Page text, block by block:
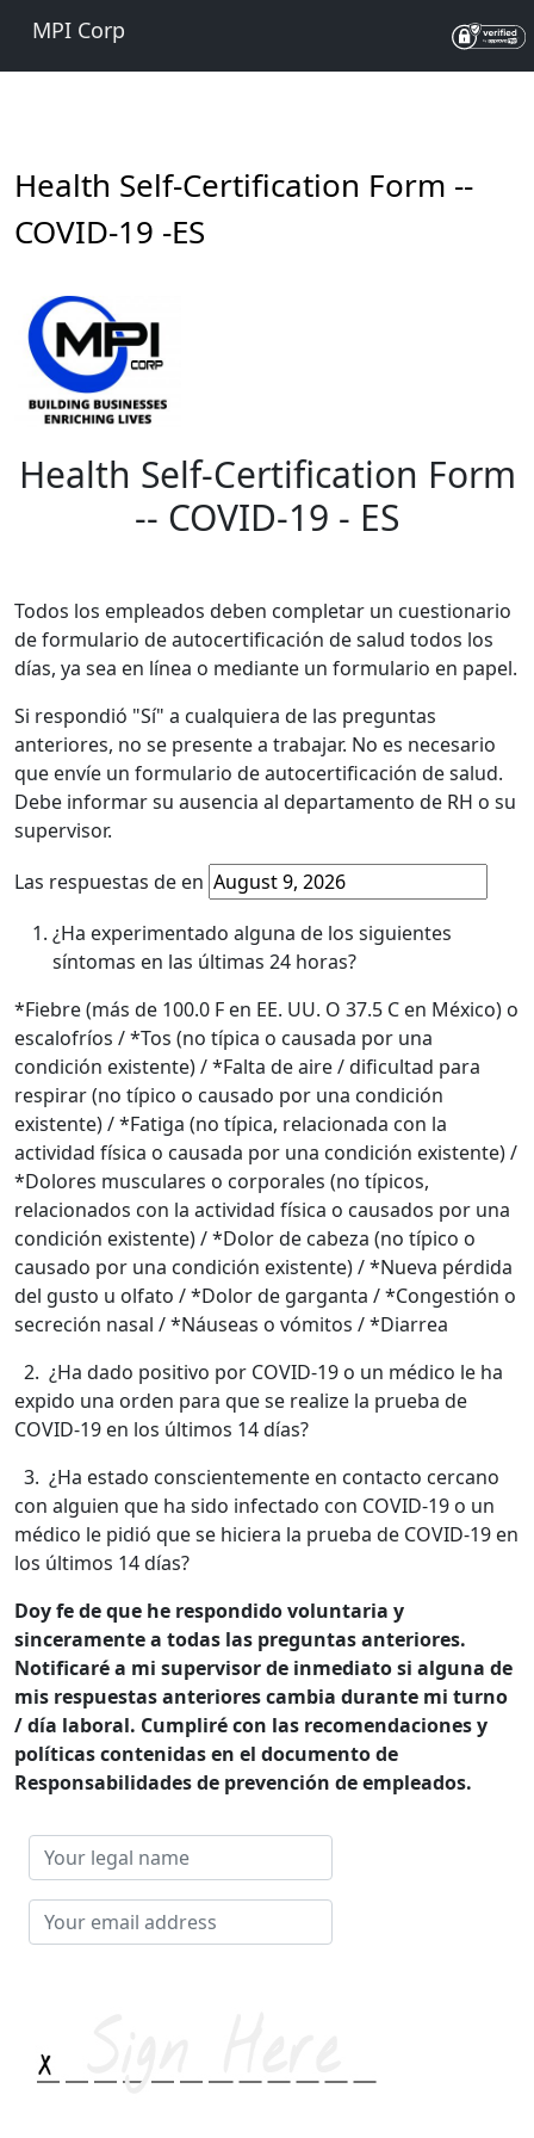
MPI Corp
Health Self-Certification Form --
COVID-19 -ES
Health Self-Certification Form
-- COVID-19 - ES
Todos los empleados deben completar un cuestionario
de formulario de autocertificación de salud todos los
días, ya sea en línea o mediante un formulario en papel.
Si respondió "Sí" a cualquiera de las preguntas
anteriores, no se presente a trabajar. No es necesario
que envíe un formulario de autocertificación de salud.
Debe informar su ausencia al departamento de RH o su
supervisor.
Las respuestas de en
¿Ha experimentado alguna de los siguientes
síntomas en las últimas 24 horas?
*Fiebre (más de 100.0 F en EE. UU. O 37.5 C en México) o
escalofríos / *Tos (no típica o causada por una
condición existente) / *Falta de aire / dificultad para
respirar (no típico o causado por una condición
existente) / *Fatiga (no típica, relacionada con la
actividad física o causada por una condición existente) /
*Dolores musculares o corporales (no típicos,
relacionados con la actividad física o causados por una
condición existente) / *Dolor de cabeza (no típico o
causado por una condición existente) / *Nueva pérdida
del gusto u olfato / *Dolor de garganta / *Congestión o
secreción nasal / *Náuseas o vómitos / *Diarrea
2. ¿Ha dado positivo por COVID-19 o un médico le ha
expido una orden para que se realize la prueba de
COVID-19 en los últimos 14 días?
3. ¿Ha estado conscientemente en contacto cercano
con alguien que ha sido infectado con COVID-19 o un
médico le pidió que se hiciera la prueba de COVID-19 en
los últimos 14 días?
Doy fe de que he respondido voluntaria y
sinceramente a todas las preguntas anteriores.
Notificaré a mi supervisor de inmediato si alguna de
mis respuestas anteriores cambia durante mi turno
/ día laboral. Cumpliré con las recomendaciones y
políticas contenidas en el documento de
Responsabilidades de prevención de empleados.
Your
legal
name
Your
email